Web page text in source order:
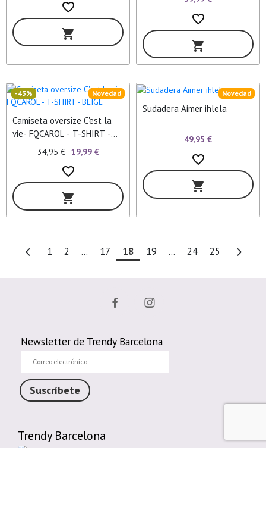
favorite_border
shopping_cart
favorite_border
shopping_cart
Camiseta oversize C'est la
vie- FQCAROL - T-SHIRT -
Novedad
-43%
34,95 € 19,99 €
favorite_border
shopping_cart
Sudadera Aimer ihlela
Novedad
49,95 €
favorite_border
shopping_cart
1 2 ... 17 18 19 ... 24 25
Newsletter de Trendy Barcelona
electrónico
Suscríbete
Trendy Barcelona